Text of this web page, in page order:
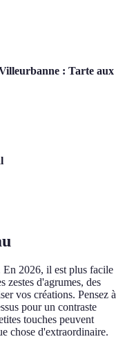
: Tarte aux
En 2026, il est plus facile
zestes d'agrumes, des
vos créations. Pensez à
pour un contraste
touches peuvent
chose d'extraordinaire.